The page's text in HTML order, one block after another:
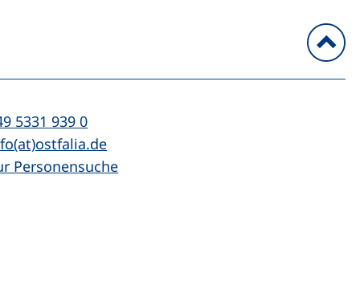
5331 939 0(startet einen Telefonanruf, wenn Ihr
(öffnet Ihr E-Mail-Programm)
Personensuche